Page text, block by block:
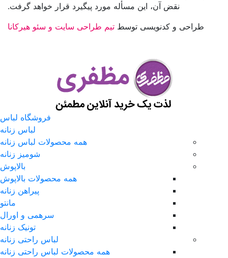
نقض آن، این مسأله مورد پیگیرد قرار خواهد گرفت.
طراحی و کدنویسی توسط تیم طراحی سایت و سئو هیرکانا
فروشگاه لباس
لباس زنانه
همه محصولات لباس زنانه
شومیز زنانه
بالاپوش
همه محصولات بالاپوش
پیراهن زنانه
مانتو
سرهمی و اورال
تونیک زنانه
لباس راحتی زنانه
همه محصولات لباس راحتی زنانه